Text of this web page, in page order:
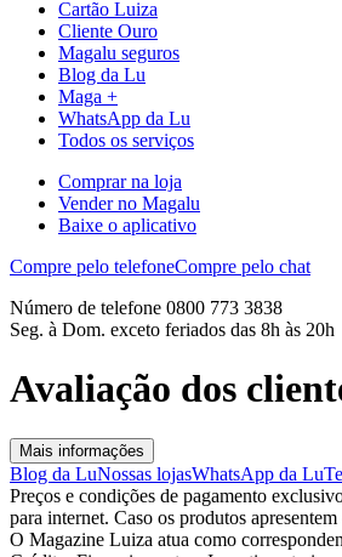
Cartão Luiza
Cliente Ouro
Magalu seguros
Blog da Lu
Maga +
WhatsApp da Lu
Todos os serviços
Comprar na loja
Vender no Magalu
Baixe o aplicativo
Compre pelo telefoneCompre pelo chat
Número de telefone 0800 773 3838
Seg. à Dom. exceto feriados das 8h às 20h
Avaliação dos
Mais informações
Blog da LuNossas lojasWhatsApp da Lu
Preços e condições de pagamento
para internet. Caso os produtos
O Magazine Luiza atua como